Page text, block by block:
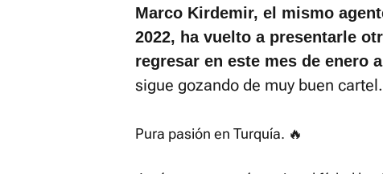
Marco Kirdemir, el mismo
2022, ha vuelto a presentarle
regresar en este mes de enero
sigue gozando de muy buen cartel.
Pura pasión en Turquía. 🔥